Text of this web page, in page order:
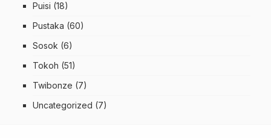
Puisi (18)
Pustaka (60)
Sosok (6)
Tokoh (51)
Twibonze (7)
Uncategorized (7)